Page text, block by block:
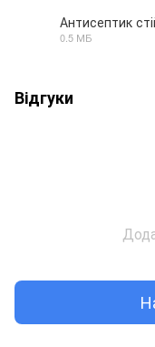
Антисептик
0.5 МБ
Відгуки